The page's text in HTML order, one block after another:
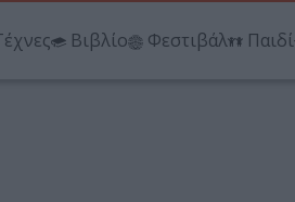
Βιβλίο Φεστιβάλ Παιδί